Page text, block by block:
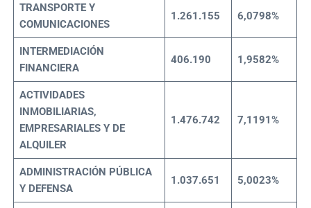
TRANSPORTE Y
COMUNICACIONES
1.261.155 6,0798%
INTERMEDIACIÓN
FINANCIERA
406.190 1,9582%
ACTIVIDADES
INMOBILIARIAS,
EMPRESARIALES Y DE
ALQUILER
1.476.742 7,1191%
ADMINISTRACIÓN PÚBLICA
Y DEFENSA
1.037.651 5,0023%